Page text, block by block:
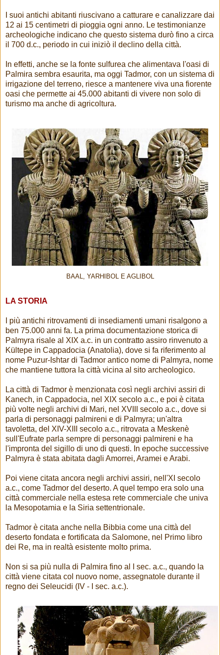
I suoi antichi abitanti riuscivano a catturare e canalizzare dai
12 ai 15 centimetri di pioggia ogni anno. Le testimonianze
archeologiche indicano che questo sistema durò fino a circa
il 700 d.c., periodo in cui iniziò il declino della città.
In effetti, anche se la fonte sulfurea che alimentava l'oasi di
Palmira sembra esaurita, ma oggi Tadmor, con un sistema di
irrigazione del terreno, riesce a mantenere viva una fiorente
oasi che permette ai 45.000 abitanti di vivere non solo di
turismo ma anche di agricoltura.
BAAL, YARHIBOL E AGLIBOL
LA STORIA
I più antichi ritrovamenti di insediamenti umani risalgono a
ben 75.000 anni fa. La prima documentazione storica di
Palmyra risale al XIX a.c. in un contratto assiro rinvenuto a
Kültepe in Cappadocia (Anatolia), dove si fa riferimento al
nome Puzur-Ishtar di Tadmor antico nome di Palmyra, nome
che mantiene tuttora la città vicina al sito archeologico.
La città di Tadmor è menzionata così negli archivi assiri di
Kanech, in Cappadocia, nel XIX secolo a.c., e poi è citata
più volte negli archivi di Mari, nel XVIII secolo a.c., dove si
parla di personaggi palmireni e di Palmyra; un'altra
tavoletta, del XIV-XIII secolo a.c., ritrovata a Meskenè
sull'Eufrate parla sempre di personaggi palmireni e ha
l'impronta del sigillo di uno di questi. In epoche successive
Palmyra è stata abitata dagli Amorrei, Aramei e Arabi.
Poi viene citata ancora negli archivi assiri, nell'XI secolo
a.c., come Tadmor del deserto. A quel tempo era solo una
città commerciale nella estesa rete commerciale che univa
la Mesopotamia e la Siria settentrionale.
Tadmor è citata anche nella Bibbia come una città del
deserto fondata e fortificata da Salomone, nel Primo libro
dei Re, ma in realtà esistente molto prima.
Non si sa più nulla di Palmira fino al I sec. a.c., quando la
città viene citata col nuovo nome, assegnatole durante il
regno dei Seleucidi (IV - I sec. a.c.).